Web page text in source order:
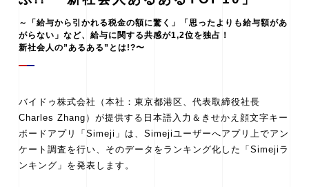
～「給与から引かれる税金の額に驚く」「思ったよりも給与額があ
がらない」など、給与に関する共感が1,2位を独占！
新社会人の”あるある”とは!?〜
バイドゥ株式会社（本社：東京都港区、代表取締役社長
Charles Zhang）が提供する日本語入力＆きせかえ顔文字キー
ボードアプリ「Simeji」は、Simejiユーザーへアプリ上でアン
ケート調査を行い、そのデータをランキング化した「Simejiラ
ンキング」を発表します。